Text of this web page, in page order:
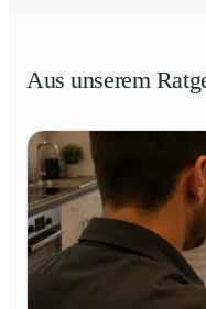
Aus unserem